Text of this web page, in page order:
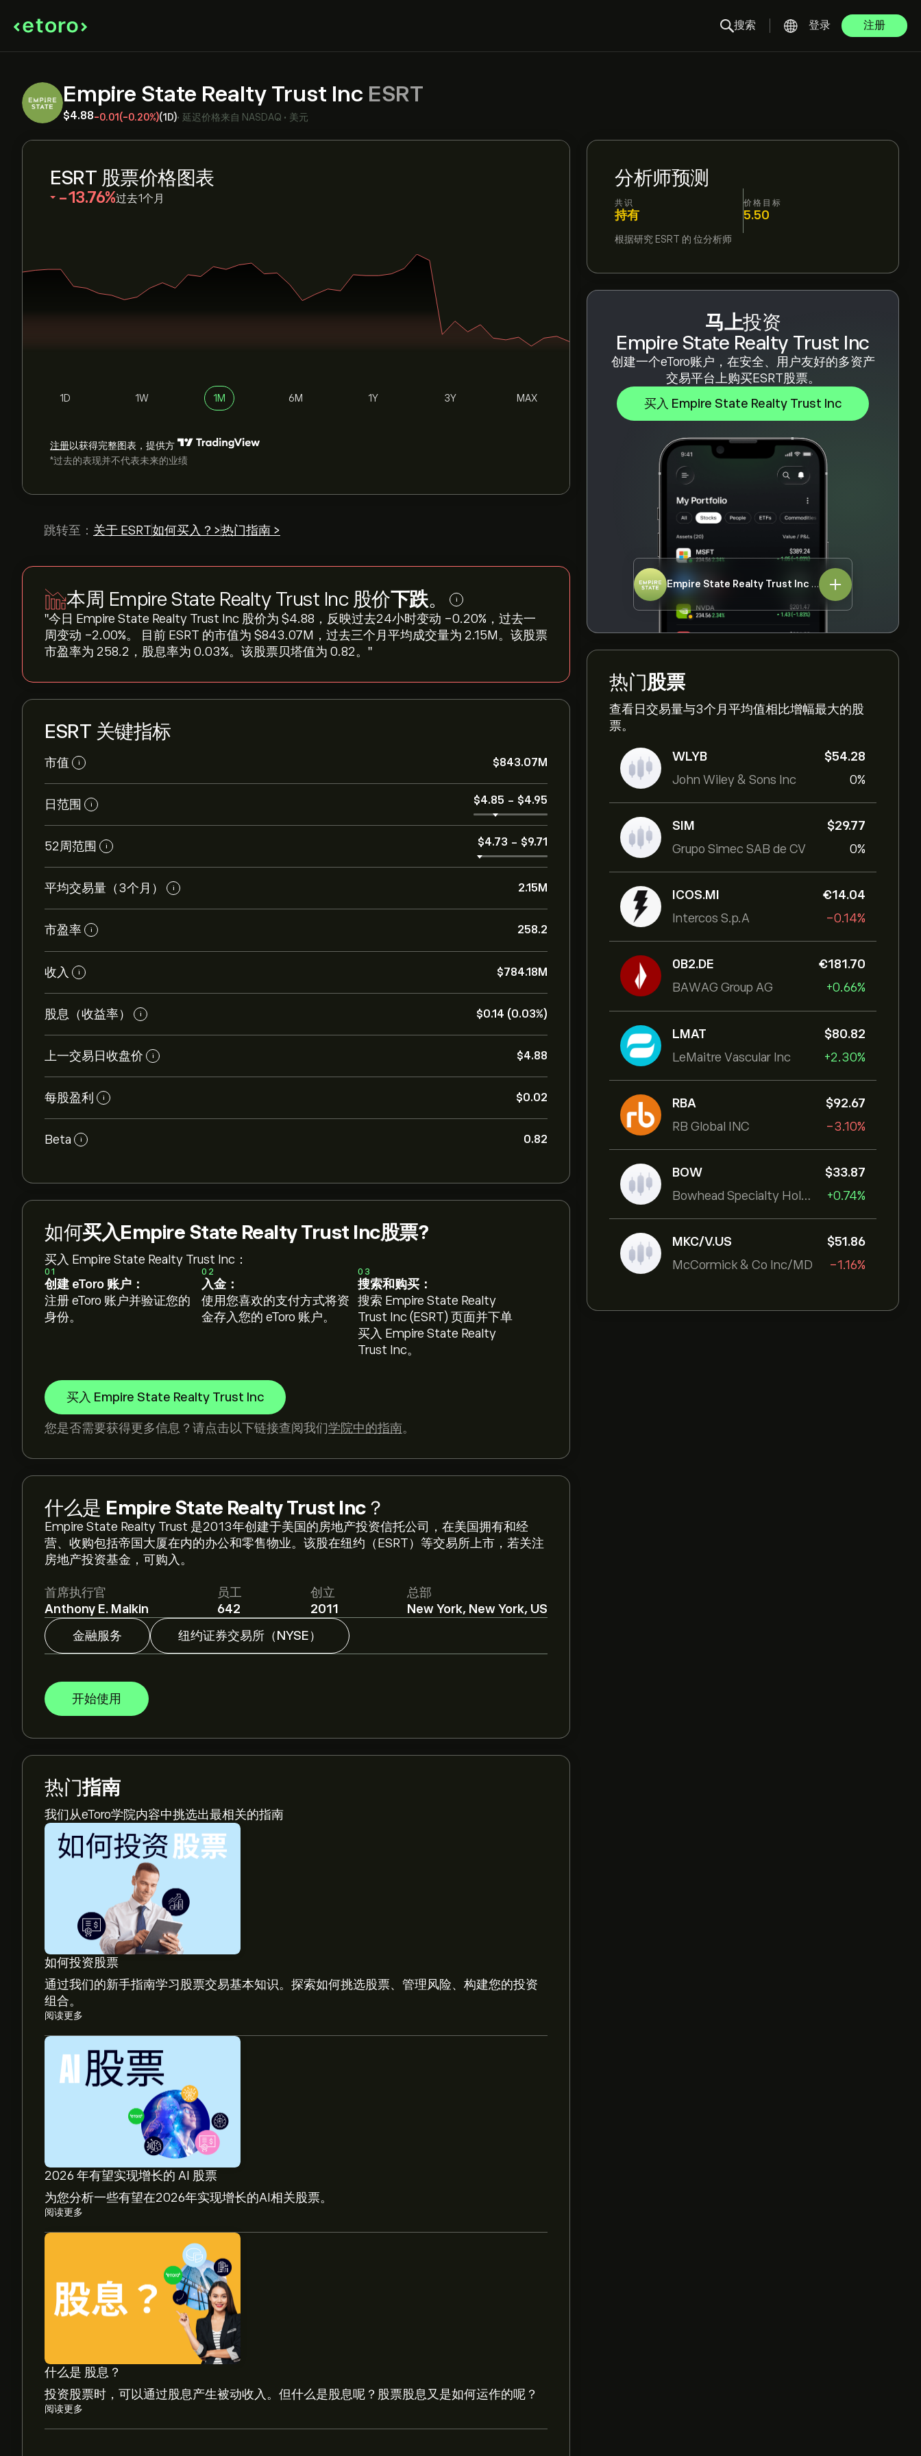
搜索 登录 注册
Empire State Realty Trust Inc ESRT
‎$‎4.88-0.01 (-0.20%)(1D)• 延迟价格来自 NASDAQ • 美元
分析师预测
共识
持有
价格目标
5.50
根据研究 ESRT 的 位分析师
马上投资
Empire State Realty Trust Inc
创建一个eToro账户，在安全、用户友好的多资产
交易平台上购买ESRT股票。
买入 Empire State Realty Trust Inc
Empire State Realty Trust Inc ESRT
热门股票
查看日交易量与3个月平均值相比增幅最大的股
票。
WLYB
John Wiley & Sons Inc
‎$‎54.28
0%
SIM
Grupo Simec SAB de CV
‎$‎29.77
0%
ICOS.MI
Intercos S.p.A
‎€‎14.04
-0.14%
0B2.DE
BAWAG Group AG
‎€‎181.70
+0.66%
LMAT
LeMaitre Vascular Inc
‎$‎80.82
+2.30%
RBA
RB Global INC
‎$‎92.67
-3.10%
BOW
Bowhead Specialty Holdings Inc
‎$‎33.87
+0.74%
MKC/V.US
McCormick & Co Inc/MD
‎$‎51.86
-1.16%
ESRT 股票价格图表
‎-13.76‎ 过去1个月
1D 1W 1M 6M 1Y 3Y MAX
注册以获得完整图表，提供方
*过去的表现并不代表未来的业绩
跳转至： 关于 ESRT如何买入？>热门指南 >
本周 Empire State Realty Trust Inc 股价下跌。 i
"今日 Empire State Realty Trust Inc 股价为 ‎$‎4.88，反映过去24小时变动 ‎-0.20‎%，过去一
周变动 ‎-2.00‎%。 目前 ESRT 的市值为 ‎$‎843.07M，过去三个月平均成交量为 2.15M。该股票
市盈率为 258.2，股息率为 0.03%。该股票贝塔值为 0.82。"
ESRT 关键指标
市值 i ‎$‎843.07M
日范围 i ‎$‎4.85 - ‎$‎4.95
52周范围 i ‎$‎4.73 - ‎$‎9.71
平均交易量（3个月） i 2.15M
市盈率 i 258.2
收入 i ‎$‎784.18M
股息（收益率） i ‎$‎0.14 (0.03%)
上一交易日收盘价 i ‎$‎4.88
每股盈利 i ‎$‎0.02
Beta i 0.82
如何买入Empire State Realty Trust Inc股票?
买入 Empire State Realty Trust Inc：
01
创建 eToro 账户：
注册 eToro 账户并验证您的
身份。
02
入金：
使用您喜欢的支付方式将资
金存入您的 eToro 账户。
03
搜索和购买：
搜索 Empire State Realty
Trust Inc (ESRT) 页面并下单
买入 Empire State Realty
Trust Inc。
买入 Empire State Realty Trust Inc
您是否需要获得更多信息？请点击以下链接查阅我们学院中的指南。
什么是 Empire State Realty Trust Inc？
Empire State Realty Trust 是2013年创建于美国的房地产投资信托公司，在美国拥有和经
营、收购包括帝国大厦在内的办公和零售物业。该股在纽约（ESRT）等交易所上市，若关注
房地产投资基金，可购入。
首席执行官
Anthony E. Malkin
员工
642
创立
2011
总部
New York, New York, US
金融服务
纽约证券交易所（NYSE）
开始使用
热门指南
我们从eToro学院内容中挑选出最相关的指南
如何投资股票
通过我们的新手指南学习股票交易基本知识。探索如何挑选股票、管理风险、构建您的投资
组合。
阅读更多
2026 年有望实现增长的 AI 股票
为您分析一些有望在2026年实现增长的AI相关股票。
阅读更多
什么是 股息？
投资股票时，可以通过股息产生被动收入。但什么是股息呢？股票股息又是如何运作的呢？
阅读更多
Empire State Realty Trust Inc 的平均价格目标为‎$‎4.88。
分析师根据市场趋势、财务报告和预期增长对Empire State Realty Trust Inc的预测。查看最
新预测，了解未来价格走势。
Empire State Realty Trust Inc 市值为 ‎$‎843.07M 美元